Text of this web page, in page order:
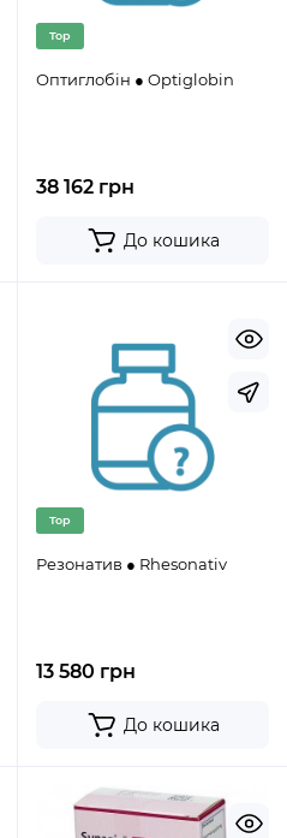
Top
Оптиглобін ● Optiglobin
38 162 грн
До кошика
Top
Резонатив ● Rhesonativ
13 580 грн
До кошика